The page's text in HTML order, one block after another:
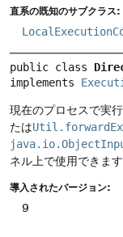
直系の既知のサブクラス:
public class
implements
現在のプロセスで実
たは
ネル上で使用できます
導入されたバージョン:
9